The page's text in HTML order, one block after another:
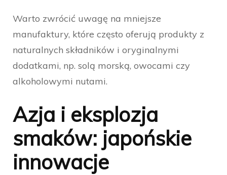
Warto zwrócić uwagę na mniejsze
manufaktury, które często oferują produkty z
naturalnych składników i oryginalnymi
dodatkami, np. solą morską, owocami czy
alkoholowymi nutami.
Azja i eksplozja
smaków: japońskie
innowacje